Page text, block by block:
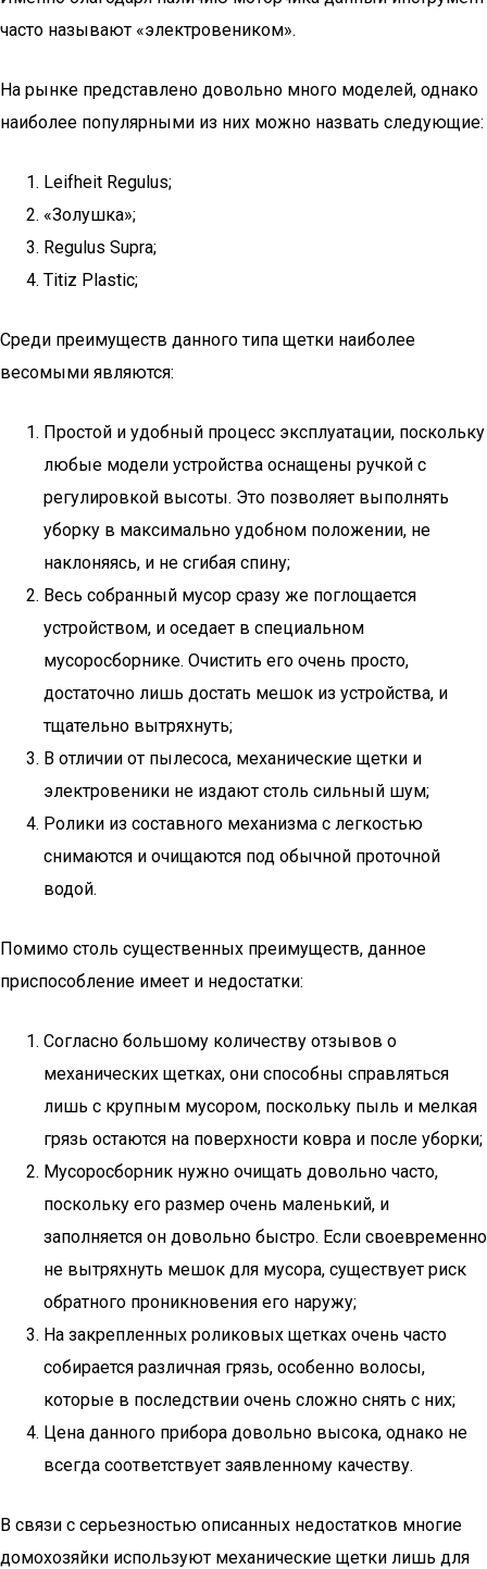
часто называют «электровеником».
На рынке представлено довольно много моделей, однако
наиболее популярными из них можно назвать следующие:
Leifheit Regulus;
«Золушка»;
Regulus Supra;
Titiz Plastic;
Среди преимуществ данного типа щетки наиболее
весомыми являются:
Простой и удобный процесс эксплуатации, поскольку
любые модели устройства оснащены ручкой с
регулировкой высоты. Это позволяет выполнять
уборку в максимально удобном положении, не
наклоняясь, и не сгибая спину;
Весь собранный мусор сразу же поглощается
устройством, и оседает в специальном
мусоросборнике. Очистить его очень просто,
достаточно лишь достать мешок из устройства, и
тщательно вытряхнуть;
В отличии от пылесоса, механические щетки и
электровеники не издают столь сильный шум;
Ролики из составного механизма с легкостью
снимаются и очищаются под обычной проточной
водой.
Помимо столь существенных преимуществ, данное
приспособление имеет и недостатки:
Согласно большому количеству отзывов о
механических щетках, они способны справляться
лишь с крупным мусором, поскольку пыль и мелкая
грязь остаются на поверхности ковра и после уборки;
Мусоросборник нужно очищать довольно часто,
поскольку его размер очень маленький, и
заполняется он довольно быстро. Если своевременно
не вытряхнуть мешок для мусора, существует риск
обратного проникновения его наружу;
На закрепленных роликовых щетках очень часто
собирается различная грязь, особенно волосы,
которые в последствии очень сложно снять с них;
Цена данного прибора довольно высока, однако не
всегда соответствует заявленному качеству.
В связи с серьезностью описанных недостатков многие
домохозяйки используют механические щетки лишь для